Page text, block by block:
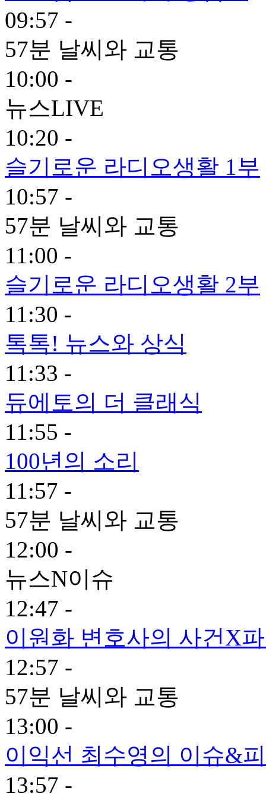
09:57 -
57분 날씨와 교통
10:00 -
뉴스LIVE
10:20 -
슬기로운 라디오생활 1부
10:57 -
57분 날씨와 교통
11:00 -
슬기로운 라디오생활 2부
11:30 -
톡톡! 뉴스와 상식
11:33 -
듀에토의 더 클래식
11:55 -
100년의 소리
11:57 -
57분 날씨와 교통
12:00 -
뉴스N이슈
12:47 -
이원화 변호사의 사건X
12:57 -
57분 날씨와 교통
13:00 -
이익선 최수영의 이슈&
13:57 -